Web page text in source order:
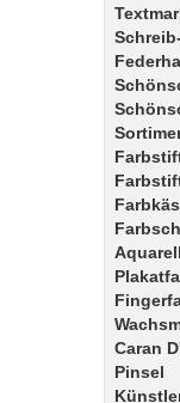
Caran
Pinsel